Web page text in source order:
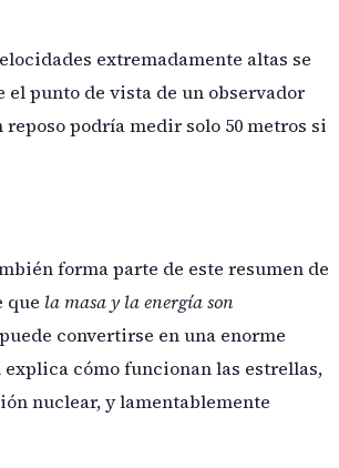
extremadamente altas se
punto de vista de un observador
podría medir solo 50 metros si
forma parte de este resumen de
que la masa y la energía son
convertirse en una enorme
cómo funcionan las estrellas,
nuclear, y lamentablemente